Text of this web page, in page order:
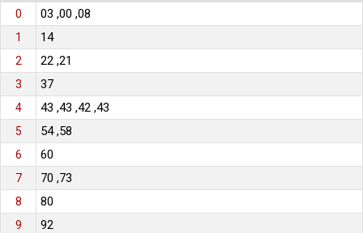
0
03 ,00 ,08
1 14
2 22 ,21
3 37
4 43 ,43 ,42 ,43
5 54 ,58
6 60
7 70 ,73
8 80
9 92